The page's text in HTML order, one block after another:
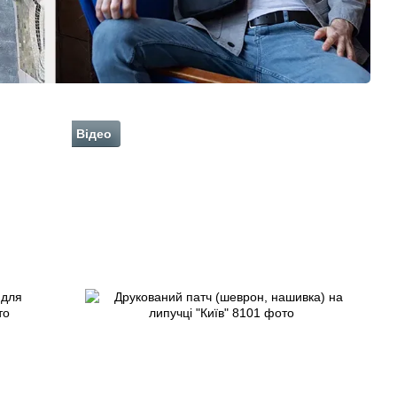
Відео